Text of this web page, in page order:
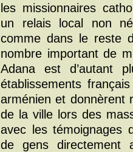
les missionnaires
un relais local non
comme dans le reste
nombre important de
Adana est d’autant
établissements
arménien et donnèrent
de la ville lors des
avec les témoignages
de gens directement